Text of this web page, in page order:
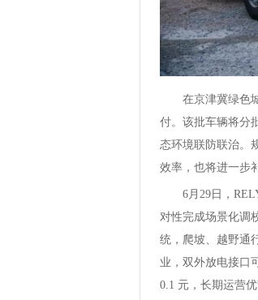
在京津冀绿色
付。该批车辆将分
态环境联防联治。
效率，也将进一步
6月29日，
对性完成场景化调
统，爬坡、越野通
业，双外放电接口
0.1 元，长期运营